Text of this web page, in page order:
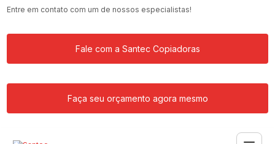
Entre em contato com um de nossos especialistas!
Fale com a Santec Copiadoras
Faça seu orçamento agora mesmo